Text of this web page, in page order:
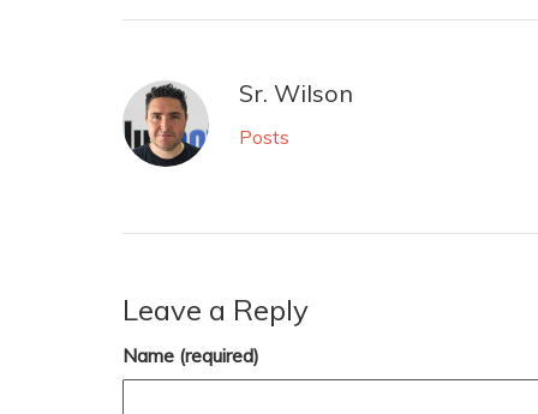
Sr. Wilson
Posts
Leave a Reply
Name (required)